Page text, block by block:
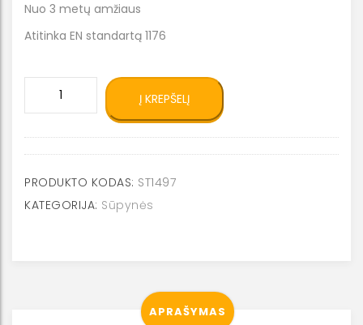
Nuo 3 metų amžiaus
Atitinka EN standartą 1176
su
dviem
gandralizdžias
Į KREPŠELĮ
PRODUKTO KODAS: ST1497
KATEGORIJA: Sūpynės
APRAŠYMAS